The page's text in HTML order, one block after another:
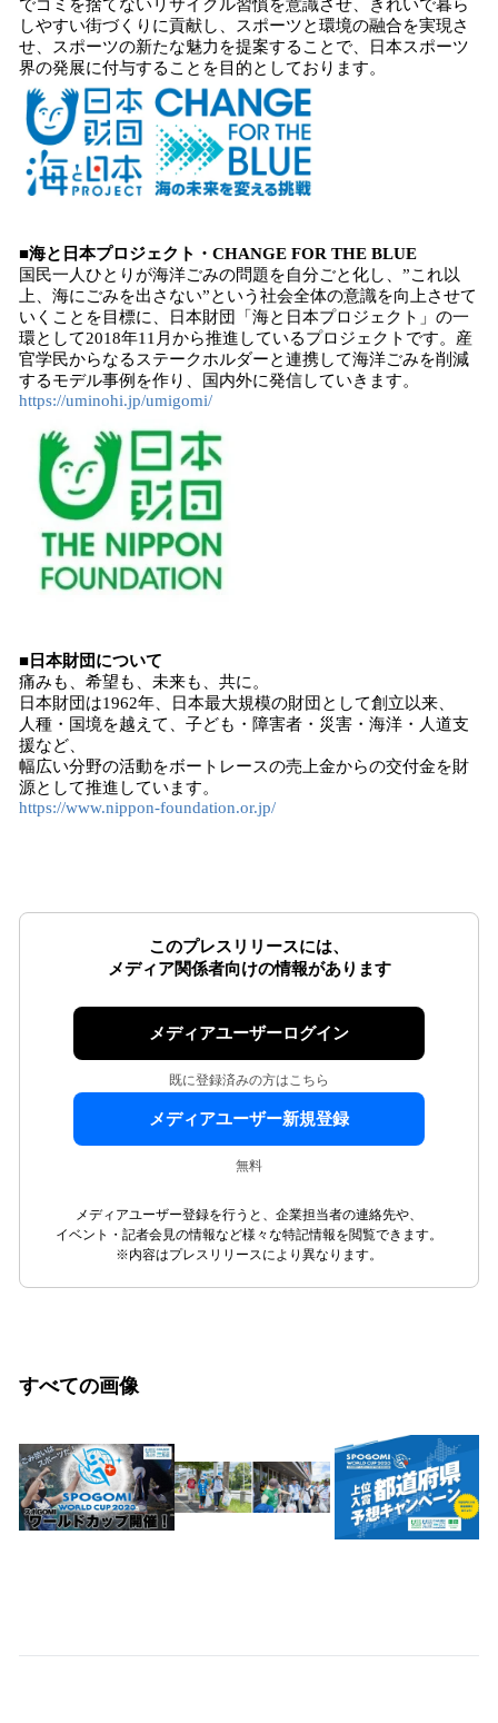
でゴミを捨てないリサイクル習慣を意識させ、きれいで暮ら
しやすい街づくりに貢献し、スポーツと環境の融合を実現さ
せ、スポーツの新たな魅力を提案することで、日本スポーツ
界の発展に付与することを目的としております。
■海と日本プロジェクト・CHANGE FOR THE BLUE
国民一人ひとりが海洋ごみの問題を自分ごと化し、”これ以
上、海にごみを出さない”という社会全体の意識を向上させて
いくことを目標に、日本財団「海と日本プロジェクト」の一
環として2018年11月から推進しているプロジェクトです。産
官学民からなるステークホルダーと連携して海洋ごみを削減
するモデル事例を作り、国内外に発信していきます。
https://uminohi.jp/umigomi/
■日本財団について
痛みも、希望も、未来も、共に。
日本財団は1962年、日本最大規模の財団として創立以来、
人種・国境を越えて、子ども・障害者・災害・海洋・人道支
援など、
幅広い分野の活動をボートレースの売上金からの交付金を財
源として推進しています。
https://www.nippon-foundation.or.jp/
このプレスリリースには、
メディア関係者向けの情報があります
メディアユーザーログイン
既に登録済みの方はこちら
メディアユーザー新規登録
無料
メディアユーザー登録を行うと、企業担当者の連絡先や、
イベント・記者会見の情報など様々な特記情報を閲覧できます。
※内容はプレスリリースにより異なります。
すべての画像